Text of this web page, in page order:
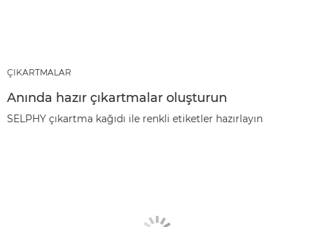
ÇIKARTMALAR
Anında hazır çıkartmalar oluşturun
SELPHY çıkartma kağıdı ile renkli etiketler hazırlayın